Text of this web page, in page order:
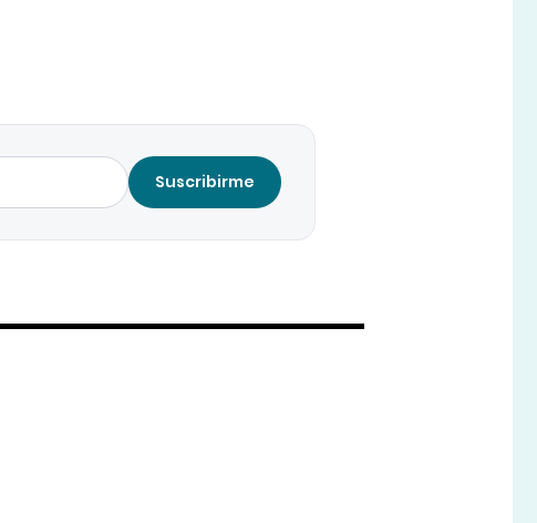
Suscribirme